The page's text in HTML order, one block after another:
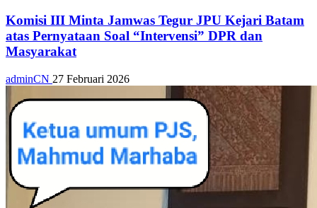
Komisi III Minta Jamwas Tegur JPU Kejari Batam
atas Pernyataan Soal “Intervensi” DPR dan
Masyarakat
adminCN 27 Februari 2026